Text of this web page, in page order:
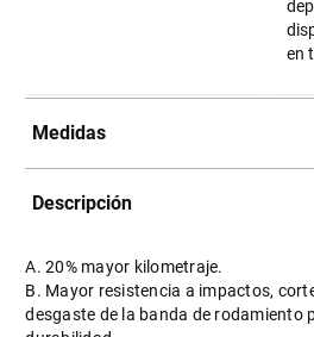
en
Medidas
Descripción
A. 20% mayor kilometraje.
B. Mayor resistencia a impactos,
desgaste de la banda de rodamiento